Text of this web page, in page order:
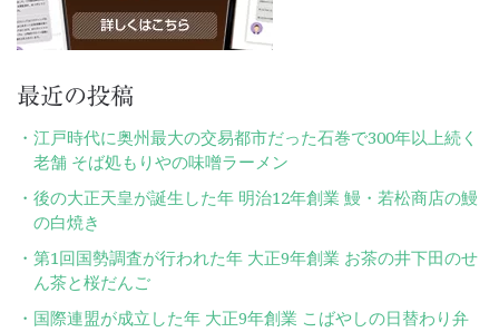
最近の投稿
江戸時代に奥州最大の交易都市だった石巻で300年以上続く
老舗 そば処もりやの味噌ラーメン
後の大正天皇が誕生した年 明治12年創業 鰻・若松商店の鰻
の白焼き
第1回国勢調査が行われた年 大正9年創業 お茶の井下田のせ
ん茶と桜だんご
国際連盟が成立した年 大正9年創業 こばやしの日替わり弁